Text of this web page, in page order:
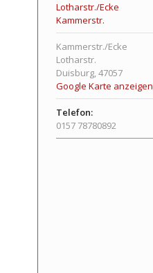
Lotharstr./Ecke
Kammerstr.
Kammerstr./Ecke
Lotharstr.
Duisburg,47057
Google Karte anzeigen
Telefon:
0157 78780892